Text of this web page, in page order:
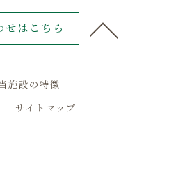
せはこちら
施設の特徴
サイトマップ